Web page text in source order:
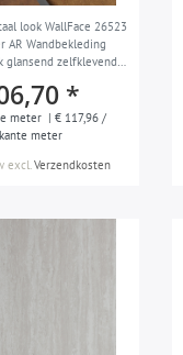
look WallFace 26523
AR Wandbekleding
glansend zelfklevend
*
meter | € 117,96 /
meter
excl.Verzendkosten